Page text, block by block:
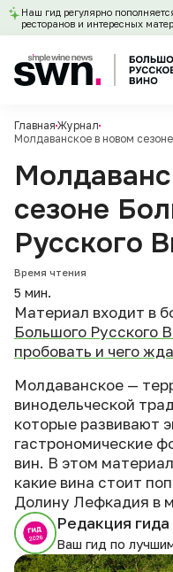
Наш гид регулярно
ресторанов и интересных
Главная Журнал
Молдаванское в новом
сезоне
Русского
Время чтения
5 мин.
Материал входит в
Большого Русского
пробовать и чего
Молдаванское —
винодельческой
которые развивают
гастрономические
вин. В этом
какие вина стоит
Долину Лефкадия в
Редакция гида
Ваш гид по